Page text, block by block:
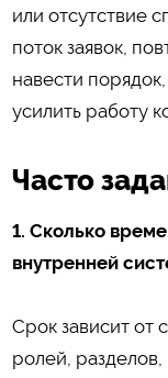
или отсутствие
поток заявок,
навести
усилить работу
Часто
1. Сколько
внутренней
Срок зависит от
ролей,